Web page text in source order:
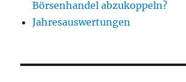
Börsenhandel abzukoppeln?
Jahresauswertungen